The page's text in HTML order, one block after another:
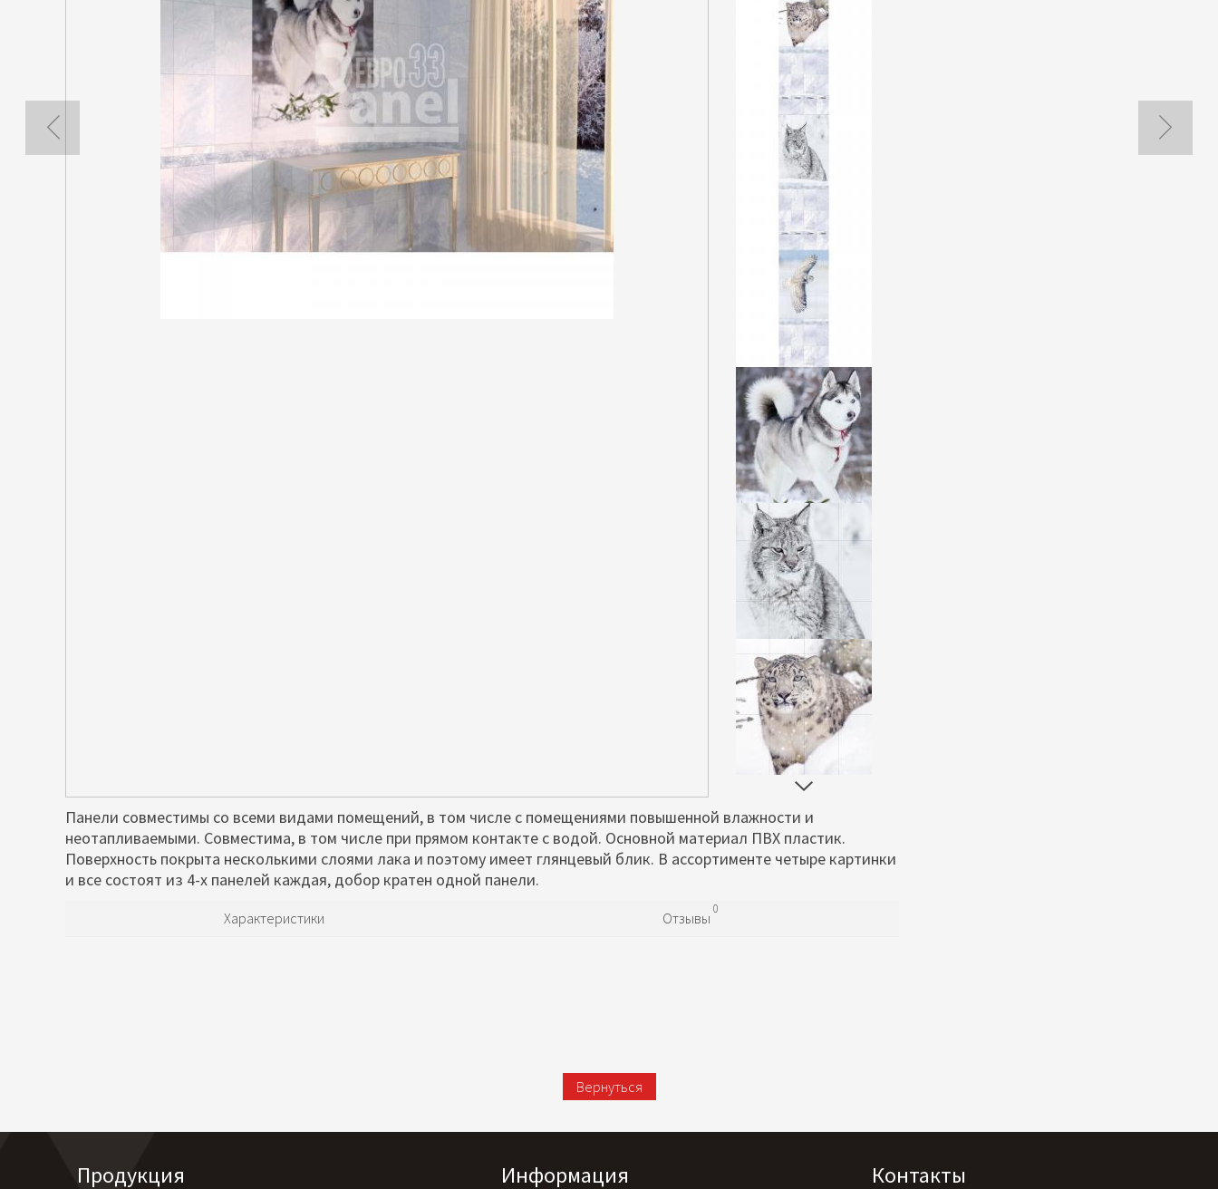
Панели совместимы со всеми видами помещений, в том числе с помещениями повышенной влажности и
неотапливаемыми. Совместима, в том числе при прямом контакте с водой. Основной материал ПВХ пластик.
Поверхность покрыта несколькими слоями лака и поэтому имеет глянцевый блик. В ассортименте четыре картинки
и все состоят из 4-х панелей каждая, добор кратен одной панели.
Характеристики Отзывы
0
Вернуться
Продукция Информация Контакты